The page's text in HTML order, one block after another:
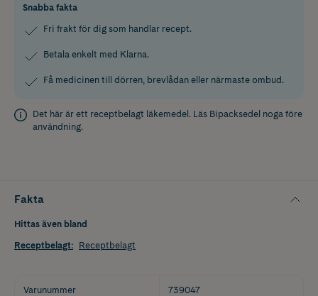
Snabba fakta
Fri frakt för dig som handlar recept.
Betala enkelt med Klarna.
Få medicinen till dörren, brevlådan eller närmaste ombud.
Det här är ett receptbelagt läkemedel. Läs Bipacksedel noga före
användning.
Fakta
Hittas även bland
Receptbelagt: Receptbelagt
Varunummer 739047